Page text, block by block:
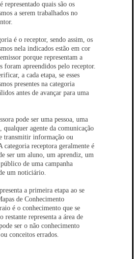
representado quais são os
a serem trabalhados no
é o receptor, sendo assim, os
nela indicados estão em cor
porque representam a
foram apreendidos pelo receptor.
a cada etapa, se esses
presentes na categoria
antes de avançar para uma
pode ser uma pessoa, uma
agente da comunicação
transmitir informação ou
categoria receptora geralmente é
ser um aluno, um aprendiz, um
de uma campanha
um noticiário.
a primeira etapa ao se
de Conhecimento
é o conhecimento que se
restante representa a área de
ser o não conhecimento
conceitos errados.